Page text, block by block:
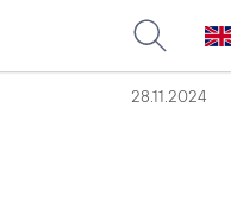
28.11.2024